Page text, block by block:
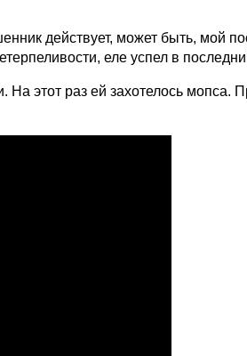
действует, может быть, мой
еле успел в
этот раз ей захотелось мопса.